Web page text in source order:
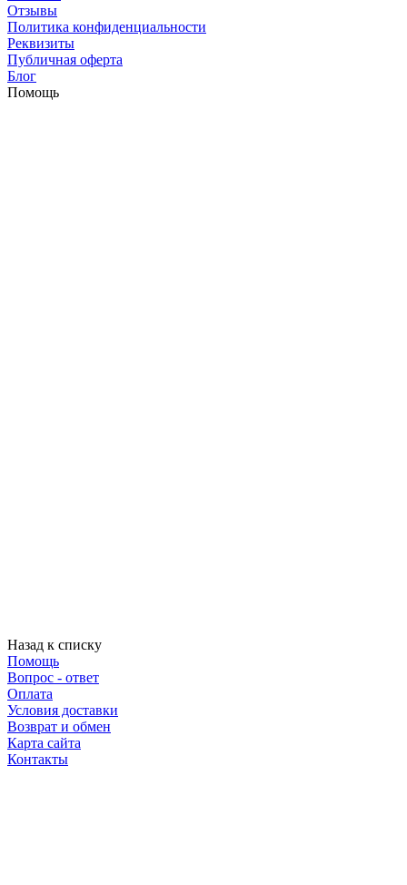
Отзывы
Политика конфиденциальности
Реквизиты
Публичная оферта
Блог
Помощь
Назад к списку
Помощь
Вопрос - ответ
Оплата
Условия доставки
Возврат и обмен
Карта сайта
Контакты